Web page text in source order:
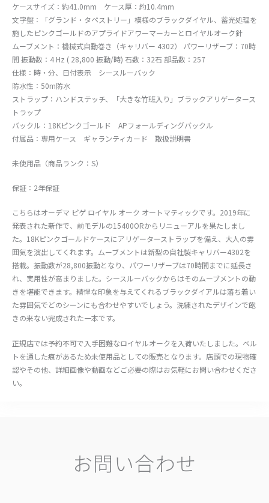
ケースサイズ：約41.0mm ケース厚：約10.4mm
文字盤：「グランド・タペストリー」模様のブラックダイヤル、蓄光処理を
施したピンクゴールドのアプライドアワーマーカーとロイヤルオーク針
ムーブメント：機械式自動巻き（キャリバー 4302） パワーリザーブ：70時
間 振動数：4 Hz ( 28,800 振動/時) 石数：32石 部品数：257
仕様：時・分、日付表示 シースルーバック
防水性：50m防水
ストラップ：ハンドステッチ、「大きな竹班入り」ブラックアリゲータース
トラップ
バックル：18Kピンクゴールド APフォールディングバックル
付属品：専用ケース ギャランティカード 取扱説明書
未使用品（商品ランク：S）
保証：2年保証
こちらはオーデマ ピゲ ロイヤル オーク オートマティックです。2019年に
発表された新作で、前モデルの15400ORからリニューアルを果たしまし
た。18Kピンクゴールドケースにアリゲーターストラップを備え、大人の雰
囲気を演出してくれます。ムーブメントは新型の自社製キャリバー4302を
搭載。振動数が28,800振動となり、パワーリザーブは70時間までに延長さ
れ、実用性が高まりました。シースルーバックからはそのムーブメントの動
きを堪能できます。精悍な印象を与えてくれるブラックダイアルは落ち着い
た雰囲気でどのシーンにも合わせやすいでしょう。洗練されたデザインで飽
きの来ない完成された一本です。
正規店では予約不可で入手困難なロイヤルオークを入荷いたしました。ベル
トを通した痕があるため未使用品としての販売となります。店頭での現物確
認やその他、詳細画像や動画などご必要の際はお気軽にお問い合わせくださ
い。
お問い合わせ